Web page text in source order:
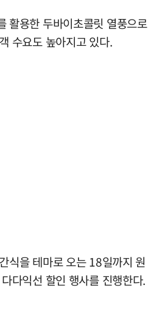
활용한 두바이초콜릿 열풍으로
수요도 높아지고 있다.
식을 테마로 오는 18일까지 원
다익선 할인 행사를 진행한다.